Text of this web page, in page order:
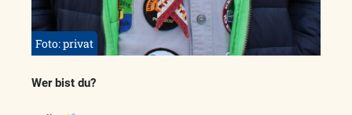
Foto: privat
Wer bist du?